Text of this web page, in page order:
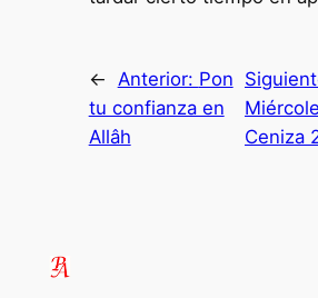
← Anterior: Pon
tu confianza en
Allâh
Ceniza